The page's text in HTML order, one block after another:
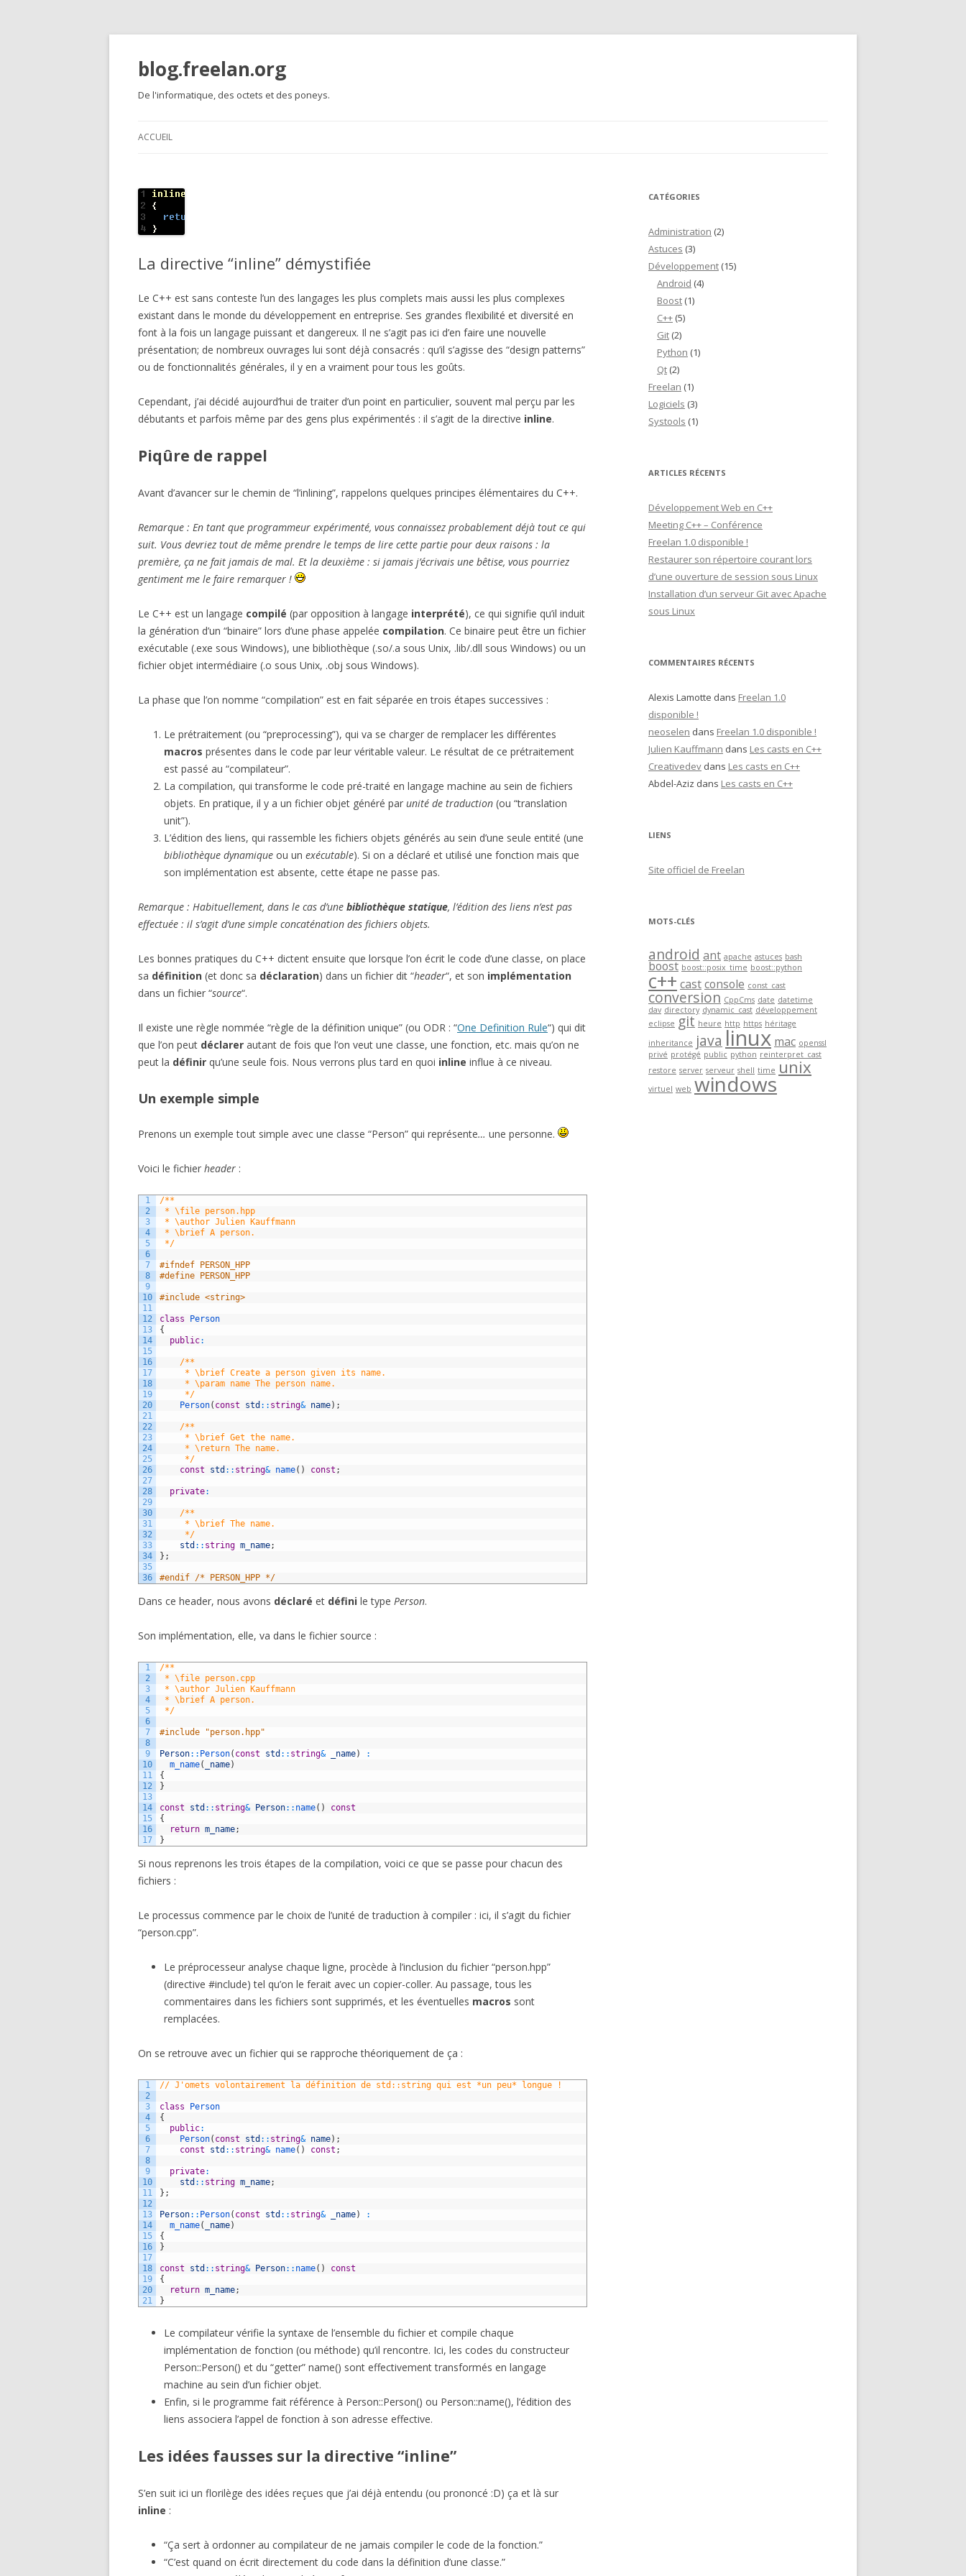
blog.freelan.org
De l'informatique, des octets et des poneys.
ACCUEIL
La directive “inline” démystifiée
Le C++ est sans conteste l’un des langages les plus complets mais aussi les plus complexes
existant dans le monde du développement en entreprise. Ses grandes flexibilité et diversité en
font à la fois un langage puissant et dangereux. Il ne s’agit pas ici d’en faire une nouvelle
présentation; de nombreux ouvrages lui sont déjà consacrés : qu’il s’agisse des “design patterns”
ou de fonctionnalités générales, il y en a vraiment pour tous les goûts.
Cependant, j’ai décidé aujourd’hui de traiter d’un point en particulier, souvent mal perçu par les
débutants et parfois même par des gens plus expérimentés : il s’agit de la directive inline.
Piqûre de rappel
Avant d’avancer sur le chemin de “l’inlining”, rappelons quelques principes élémentaires du C++.
Remarque : En tant que programmeur expérimenté, vous connaissez probablement déjà tout ce qui
suit. Vous devriez tout de même prendre le temps de lire cette partie pour deux raisons : la
première, ça ne fait jamais de mal. Et la deuxième : si jamais j’écrivais une bêtise, vous pourriez
gentiment me le faire remarquer !
Le C++ est un langage compilé (par opposition à langage interprété), ce qui signifie qu’il induit
la génération d’un “binaire” lors d’une phase appelée compilation. Ce binaire peut être un fichier
exécutable (.exe sous Windows), une bibliothèque (.so/.a sous Unix, .lib/.dll sous Windows) ou un
fichier objet intermédiaire (.o sous Unix, .obj sous Windows).
La phase que l’on nomme “compilation” est en fait séparée en trois étapes successives :
Le prétraitement (ou “preprocessing”), qui va se charger de remplacer les différentes
macros présentes dans le code par leur véritable valeur. Le résultat de ce prétraitement
est passé au “compilateur”.
La compilation, qui transforme le code pré-traité en langage machine au sein de fichiers
objets. En pratique, il y a un fichier objet généré par unité de traduction (ou “translation
unit”).
L’édition des liens, qui rassemble les fichiers objets générés au sein d’une seule entité (une
bibliothèque dynamique ou un exécutable). Si on a déclaré et utilisé une fonction mais que
son implémentation est absente, cette étape ne passe pas.
Remarque : Habituellement, dans le cas d’une bibliothèque statique, l’édition des liens n’est pas
effectuée : il s’agit d’une simple concaténation des fichiers objets.
Les bonnes pratiques du C++ dictent ensuite que lorsque l’on écrit le code d’une classe, on place
sa définition (et donc sa déclaration) dans un fichier dit “header“, et son implémentation
dans un fichier “source“.
Il existe une règle nommée “règle de la définition unique” (ou ODR : “One Definition Rule“) qui dit
que l’on peut déclarer autant de fois que l’on veut une classe, une fonction, etc. mais qu’on ne
peut la définir qu’une seule fois. Nous verrons plus tard en quoi inline influe à ce niveau.
Un exemple simple
Prenons un exemple tout simple avec une classe “Person” qui représente… une personne.
Voici le fichier header :
1
2
3
4
5
6
7
8
9
10
11
12
13
14
15
16
17
18
19
20
21
22
23
24
25
26
27
28
29
30
31
32
33
34
35
36
/**
* \file person.hpp
* \author Julien Kauffmann
* \brief A person.
*/
#ifndef PERSON_HPP
#define PERSON_HPP
#include <string>
class
Person
{
public:
/**
* \brief Create a person given its name.
* \param name The person name.
*/
Person( const std :: string& name) ;
/**
* \brief Get the name.
* \return The name.
*/
const
std :: string& name( ) const ;
private:
/**
* \brief The name.
*/
std :: string m_name;
} ;
#endif /* PERSON_HPP */
Dans ce header, nous avons déclaré et défini le type Person.
Son implémentation, elle, va dans le fichier source :
1
2
3
4
5
6
7
8
9
10
11
12
13
14
15
16
17
/**
* \file person.cpp
* \author Julien Kauffmann
* \brief A person.
*/
#include "person.hpp"
Person:: Person( const std :: string& _name)
:
m_name( _name)
{
}
const std :: string& Person:: name( )
const
{
return m_name;
}
Si nous reprenons les trois étapes de la compilation, voici ce que se passe pour chacun des
fichiers :
Le processus commence par le choix de l’unité de traduction à compiler : ici, il s’agit du fichier
“person.cpp”.
Le préprocesseur analyse chaque ligne, procède à l’inclusion du fichier “person.hpp”
(directive #include) tel qu’on le ferait avec un copier-coller. Au passage, tous les
commentaires dans les fichiers sont supprimés, et les éventuelles macros sont
remplacées.
On se retrouve avec un fichier qui se rapproche théoriquement de ça :
1
2
3
4
5
6
7
8
9
10
11
12
13
14
15
16
17
18
19
20
21
// J'omets volontairement la définition de std::string qui est *un peu* longue !
class
Person
{
public:
Person( const std :: string& name) ;
const
std :: string& name( ) const ;
private:
std :: string m_name;
} ;
Person:: Person( const std :: string& _name)
:
m_name( _name)
{
}
const std :: string& Person:: name( )
const
{
return m_name;
}
Le compilateur vérifie la syntaxe de l’ensemble du fichier et compile chaque
implémentation de fonction (ou méthode) qu’il rencontre. Ici, les codes du constructeur
Person::Person() et du “getter” name() sont effectivement transformés en langage
machine au sein d’un fichier objet.
Enfin, si le programme fait référence à Person::Person() ou Person::name(), l’édition des
liens associera l’appel de fonction à son adresse effective.
Les idées fausses sur la directive “inline”
S’en suit ici un florilège des idées reçues que j’ai déjà entendu (ou prononcé :D) ça et là sur
inline :
“Ça sert à ordonner au compilateur de ne jamais compiler le code de la fonction.”
“C’est quand on écrit directement du code dans la définition d’une classe.”
CATÉGORIES
Administration (2)
Astuces (3)
Développement (15)
Android (4)
Boost (1)
C++ (5)
Git (2)
Python (1)
Qt (2)
Freelan (1)
Logiciels (3)
Systools (1)
ARTICLES RÉCENTS
Développement Web en C++
Meeting C++ – Conférence
Freelan 1.0 disponible !
Restaurer son répertoire courant lors
d’une ouverture de session sous Linux
Installation d’un serveur Git avec Apache
sous Linux
COMMENTAIRES RÉCENTS
Alexis Lamotte dans Freelan 1.0
disponible !
neoselen dans Freelan 1.0 disponible !
Julien Kauffmann dans Les casts en C++
Creativedev dans Les casts en C++
Abdel-Aziz dans Les casts en C++
LIENS
Site officiel de Freelan
MOTS-CLÉS
android ant apache astuces bash
boost boost::posix_time boost::python
c++ castconsole const_cast
conversion CppCms date datetime
dav directory dynamic_cast développement
eclipse git heure http https héritage
inheritance java linux mac openssl
privé protégé public python reinterpret_cast
restore server serveur shell time unix
virtuel web windows